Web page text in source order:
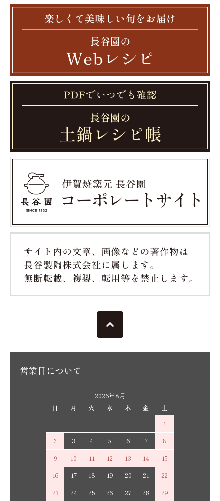
営業日について
2026年8月
日
月 火 水 木 金
土
1
2
3 4 5 6 7
8
9
10 11 12 13 14
15
16
17 18 19 20 21
22
23
24 25 26 27 28
29